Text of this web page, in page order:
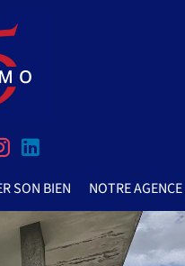
SON BIEN NOTRE AGENCE